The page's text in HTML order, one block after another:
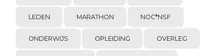
LEDEN MARATHON NOC*NSF
ONDERWIJS OPLEIDING OVERLEG